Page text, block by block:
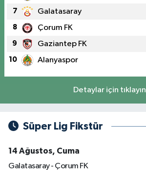
7 Galatasaray
8 Çorum FK
9 Gaziantep FK
10 Alanyaspor
Detaylar için tıklayın
Süper Lig Fikstür
14 Ağustos, Cuma
Galatasaray - Çorum FK